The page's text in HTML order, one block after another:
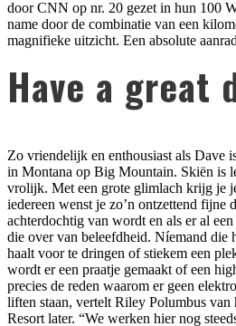
door CNN op nr. 20 gezet in hun 100
name door de combinatie van een
magnifieke uitzicht. Een absolute
Have a great
Zo vriendelijk en enthousiast als Dave
in Montana op Big Mountain. Skiën is
vrolijk. Met een grote glimlach krijg je
iedereen wenst je zo’n ontzettend fijne
achterdochtig van wordt en als er al
die over van beleefdheid. Níemand die
haalt voor te dringen of stiekem een
wordt er een praatje gemaakt of een
precies de reden waarom er geen
liften staan, vertelt Riley Polumbus
Resort later. “We werken hier nog